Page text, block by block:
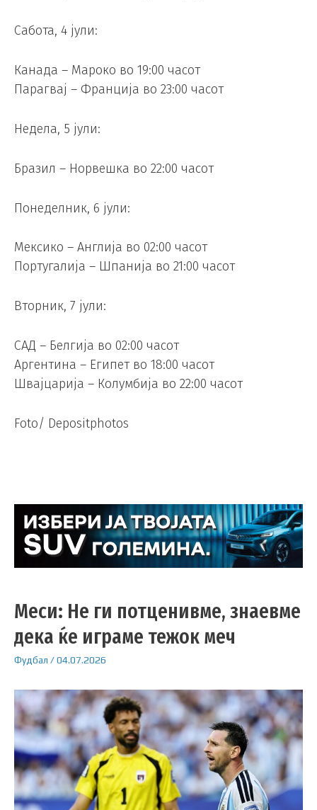
Сабота, 4 јули:
Канада – Мароко во 19:00 часот
Парагвај – Франција во 23:00 часот
Недела, 5 јули:
Бразил – Норвешка во 22:00 часот
Понеделник, 6 јули:
Мексико – Англија во 02:00 часот
Португалија – Шпанија во 21:00 часот
Вторник, 7 јули:
САД – Белгија во 02:00 часот
Аргентина – Египет во 18:00 часот
Швајцарија – Колумбија во 22:00 часот
Foto/ Depositphotos
Меси: Не ги потценивме, знаевме
дека ќе играме тежок меч
Фудбал /04.07.2026